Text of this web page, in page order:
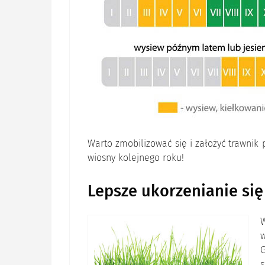
Warto zmobilizować się i założyć
wiosny kolejnego roku!
Lepsze ukorzenianie